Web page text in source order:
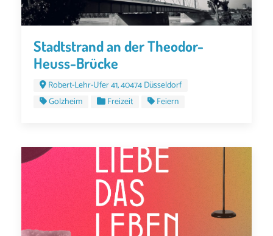
Stadtstrand an der Theodor-
Heuss-Brücke
Robert-Lehr-Ufer 41, 40474 Düsseldorf
Golzheim
Freizeit Feiern